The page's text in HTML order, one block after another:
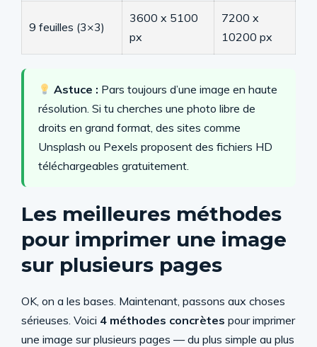
9 feuilles (3×3)
3600 x 5100
px
7200 x
10200 px
Astuce : Pars toujours d’une image en haute
résolution. Si tu cherches une photo libre de
droits en grand format, des sites comme
Unsplash ou Pexels proposent des fichiers HD
téléchargeables gratuitement.
Les meilleures méthodes
pour imprimer une image
sur plusieurs pages
OK, on a les bases. Maintenant, passons aux choses
sérieuses. Voici 4 méthodes concrètes pour imprimer
une image sur plusieurs pages — du plus simple au plus